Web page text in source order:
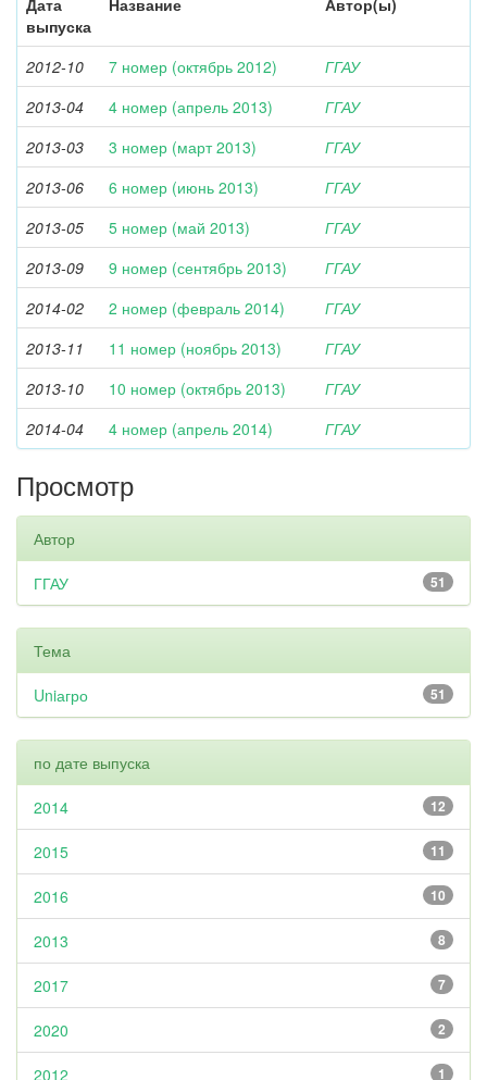
Дата
выпуска
Название Автор(ы)
2012-10 7 номер (октябрь 2012)
ГГАУ
2013-04
4 номер (апрель 2013)
ГГАУ
2013-03
3 номер (март 2013)
ГГАУ
2013-06
6 номер (июнь 2013)
ГГАУ
2013-05
5 номер (май 2013)
ГГАУ
2013-09
9 номер (сентябрь 2013)
ГГАУ
2014-02
2 номер (февраль 2014)
ГГАУ
2013-11
11 номер (ноябрь 2013)
ГГАУ
2013-10
10 номер (октябрь 2013)
ГГАУ
2014-04
4 номер (апрель 2014) ГГАУ
Просмотр
Автор
51
ГГАУ
Тема
51
Uniагро
по дате выпуска
12
2014
11
2015
10
2016
8
2013
7
2017
2
2020
1
2012